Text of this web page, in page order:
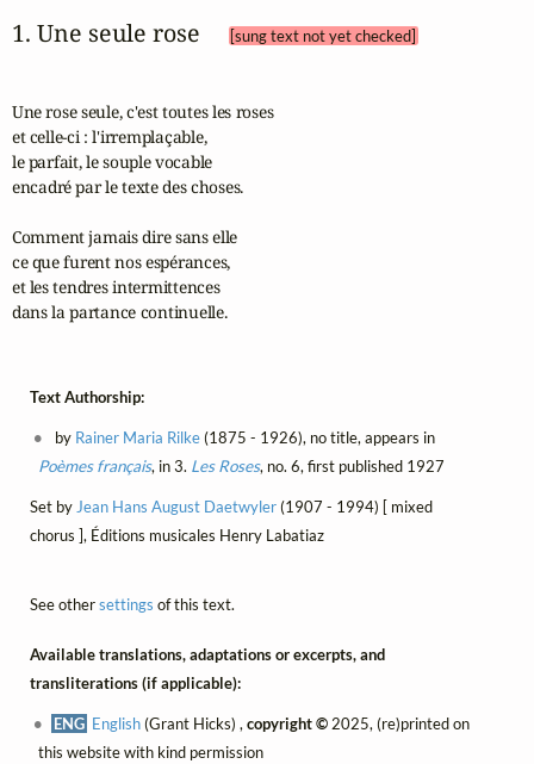
1. Une seule rose [sung text not yet checked]
Une rose seule, c'est toutes les roses
et celle-ci : l'irremplaçable,
le parfait, le souple vocable
encadré par le texte des choses.
Comment jamais dire sans elle
ce que furent nos espérances,
et les tendres intermittences
dans la partance continuelle.
Text Authorship:
by Rainer Maria Rilke(1875 - 1926), no title, appears in
Poèmes français, in 3. Les Roses, no. 6, first published 1927
Set by Jean Hans August Daetwyler(1907 - 1994) [ mixed
chorus ], Éditions musicales Henry Labatiaz
See othersettings of this text.
Available translations, adaptations or excerpts, and
transliterations (if applicable):
ENG English(Grant Hicks) ,copyright © 2025, (re)printed on
this website with kind permission